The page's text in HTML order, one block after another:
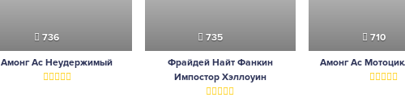
736
Амонг Ас Неудержимый
735
Фрайдей Найт Фанкин
Импостор Хэллоуин
710
Амонг Ас